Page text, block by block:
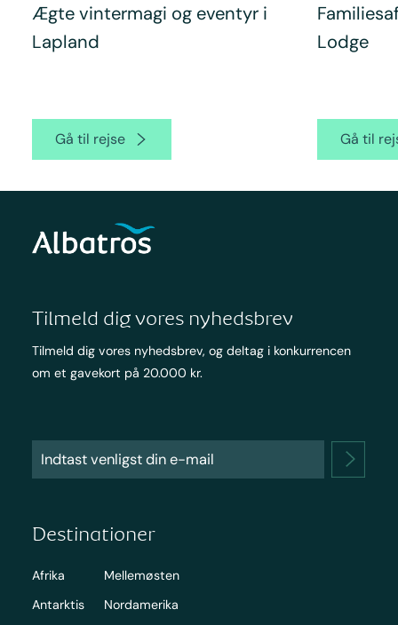
Ægte vintermagi og eventyr i
Lapland
Gå til rejse
Lodge
Gå til
Tilmeld dig vores nyhedsbrev
Tilmeld dig vores nyhedsbrev, og deltag i konkurrencen
om et gavekort på 20.000 kr.
Destinationer
Afrika
Antarktis
Mellemøsten
Nordamerika